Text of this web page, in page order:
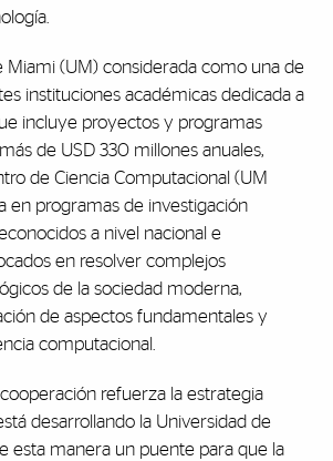
Miami (UM) considerada como una de
instituciones académicas dedicada a
incluye proyectos y programas
de USD 330 millones anuales,
de Ciencia Computacional (UM
en programas de investigación
a nivel nacional e
en resolver complejos
de la sociedad moderna,
de aspectos fundamentales y
computacional.
refuerza la estrategia
desarrollando la Universidad de
esta manera un puente para que la